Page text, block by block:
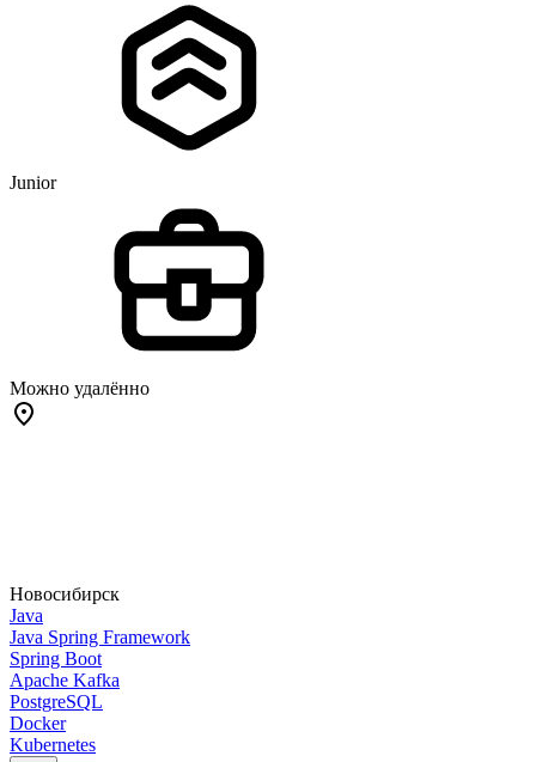
Junior
Можно удалённо
Новосибирск
Java
Java Spring Framework
Spring Boot
Apache Kafka
PostgreSQL
Docker
Kubernetes